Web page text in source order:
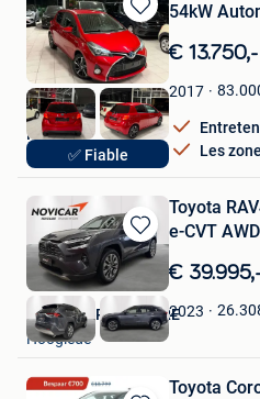
Sauvegarder
dans
Mes
Favoris
✅ Fiable
54kW
€ 13.750,-
2017
Les
Hak Auto
Lendelede
Sauvegarder
dans
Favoris
Toyota
e-CVT
€
2023
NOVICAR ROESELARE
Hooglede
Toyota